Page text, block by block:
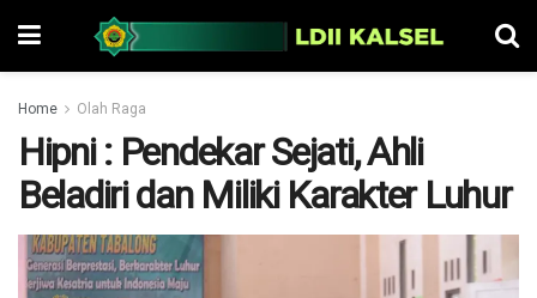
Home Olah Raga
Hipni : Pendekar Sejati, Ahli
Beladiri dan Miliki Karakter Luhur